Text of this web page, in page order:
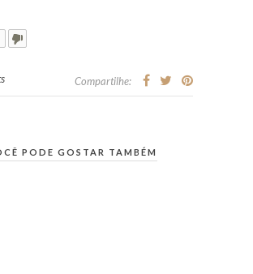
Compartilhe:
PODE GOSTAR TAMBÉM